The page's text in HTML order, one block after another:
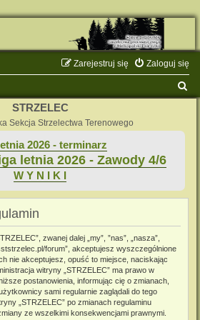
Zaloguj się
Zarejestruj się
STRZELEC
Sekcja Strzelectwa Terenowego
2026 - terminarz
letnia 2026 - Zawody 4/6
W Y N I K I
zwanej dalej „my”, ”nas”, „nasza”,
forum”, akceptujesz wyszczególnione
nie akceptujesz, opuść to miejsce, naciskając
witryny „STRZELEC” ma prawo w
postanowienia, informując cię o zmianach,
sami regularnie zaglądali do tego
„STRZELEC” po zmianach regulaminu
ze wszelkimi konsekwencjami prawnymi.